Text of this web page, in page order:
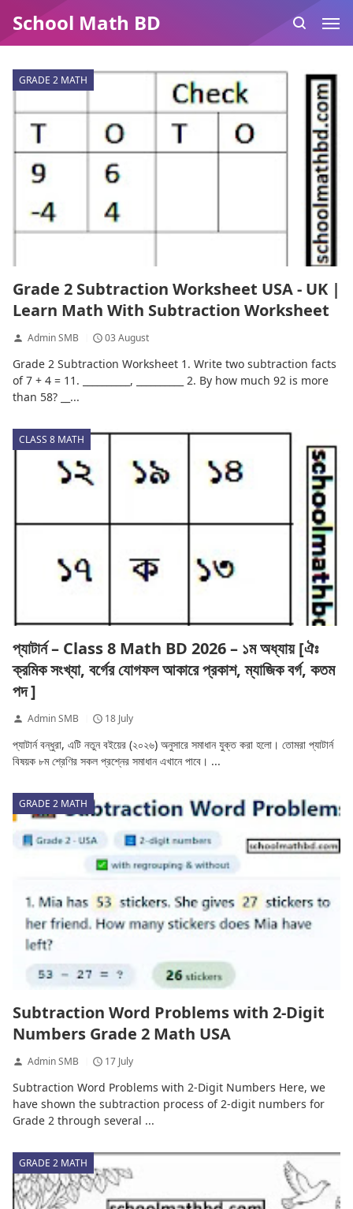
School Math BD
GRADE 2 MATH
Grade 2 Subtraction Worksheet USA - UK |
Learn Math With Subtraction Worksheet
Admin SMB 03 August
Grade 2 Subtraction Worksheet 1. Write two subtraction facts
of 7 + 4 = 11. __________, __________ 2. By how much 92 is more
than 58? __...
CLASS 8 MATH
প্যাটার্ন – Class 8 Math BD 2026 – ১ম অধ্যায় [ঐঃ
ক্রমিক সংখ্যা, বর্গের যোগফল আকারে প্রকাশ, ম্যাজিক বর্গ, কতম
পদ ]
Admin SMB 18 July
প্যাটার্ন বন্ধুরা, এটি নতুন বইয়ের (২০২৬) অনুসারে সমাধান যুক্ত করা হলো। তোমরা প্যাটার্ন
বিষয়ক ৮ম শ্রেণির সকল প্রশ্নের সমাধান এখানে পাবে। ...
GRADE 2 MATH
Subtraction Word Problems with 2-Digit
Numbers Grade 2 Math USA
Admin SMB 17 July
Subtraction Word Problems with 2-Digit Numbers Here, we
have shown the subtraction process of 2-digit numbers for
Grade 2 through several ...
GRADE 2 MATH